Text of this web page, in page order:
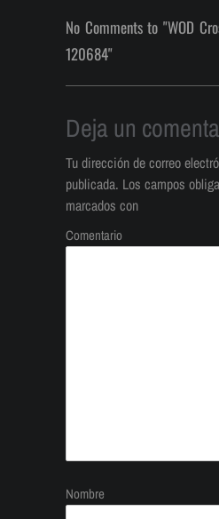
No Comments to "WOD
120684"
Deja un
Tu dirección de correo
publicada. Los campos
marcados con
Comentario
Nombre